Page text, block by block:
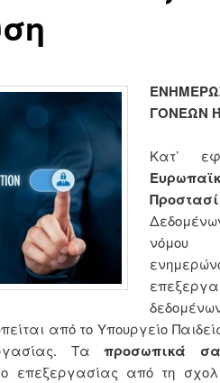
ΓΟΝΕΩΝ
Κατ’
νόμου
από το Υπουργείο
Ταπροσωπικά
επεξεργασίας από τη